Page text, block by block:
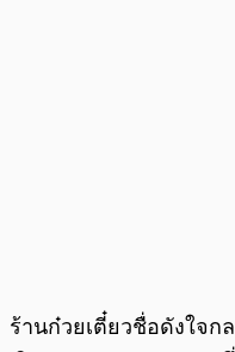
ร้านก๋วยเตี๋ยวชื่อดังใจก